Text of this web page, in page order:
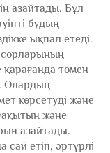
азайтады. Бұл
будың
ықпал етеді.
қарағанда төмен
Олардың
көрсетуді және
және
азайтады.
етіп, әртүрлі